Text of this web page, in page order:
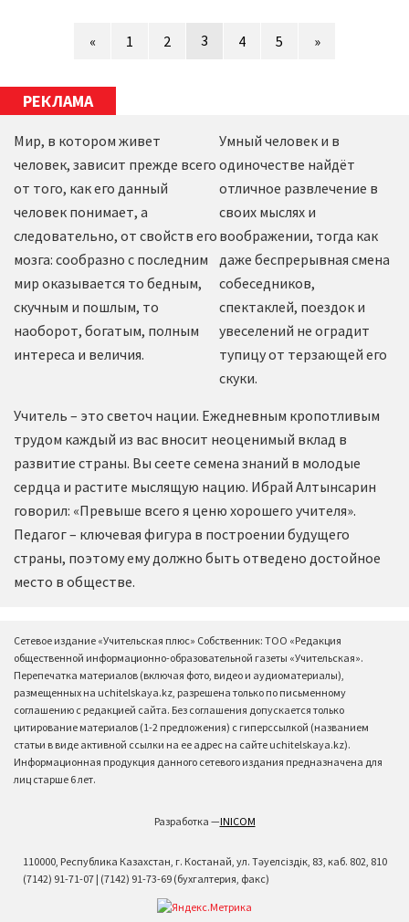
« 1 2 3 4 5 »
РЕКЛАМА
Мир, в котором живет
человек, зависит прежде всего
от того, как его данный
человек понимает, а
следовательно, от свойств его
мозга: сообразно с последним
мир оказывается то бедным,
скучным и пошлым, то
наоборот, богатым, полным
интереса и величия.
Умный человек и в
одиночестве найдёт
отличное развлечение в
своих мыслях и
воображении, тогда как
даже беспрерывная смена
собеседников,
спектаклей, поездок и
увеселений не оградит
тупицу от терзающей его
скуки.
Учитель – это светоч нации. Ежедневным кропотливым
трудом каждый из вас вносит неоценимый вклад в
развитие страны. Вы сеете семена знаний в молодые
сердца и растите мыслящую нацию. Ибрай Алтынсарин
говорил: «Превыше всего я ценю хорошего учителя».
Педагог – ключевая фигура в построении будущего
страны, поэтому ему должно быть отведено достойное
место в обществе.
Сетевое издание «Учительская плюс» Собственник: ТОО «Редакция
общественной информационно-образовательной газеты «Учительская».
Перепечатка материалов (включая фото, видео и аудиоматериалы),
размещенных на uchitelskaya.kz, разрешена только по письменному
соглашению с редакцией сайта. Без соглашения допускается только
цитирование материалов (1-2 предложения) с гиперссылкой (названием
статьи в виде активной ссылки на ее адрес на сайте uchitelskaya.kz).
Информационная продукция данного сетевого издания предназначена для
лиц старше 6 лет.
Разработка —INICOM
110000, Республика Казахстан, г. Костанай, ул. Тәуелсіздік, 83, каб. 802, 810
(7142) 91-71-07 | (7142) 91-73-69 (бухгалтерия, факс)